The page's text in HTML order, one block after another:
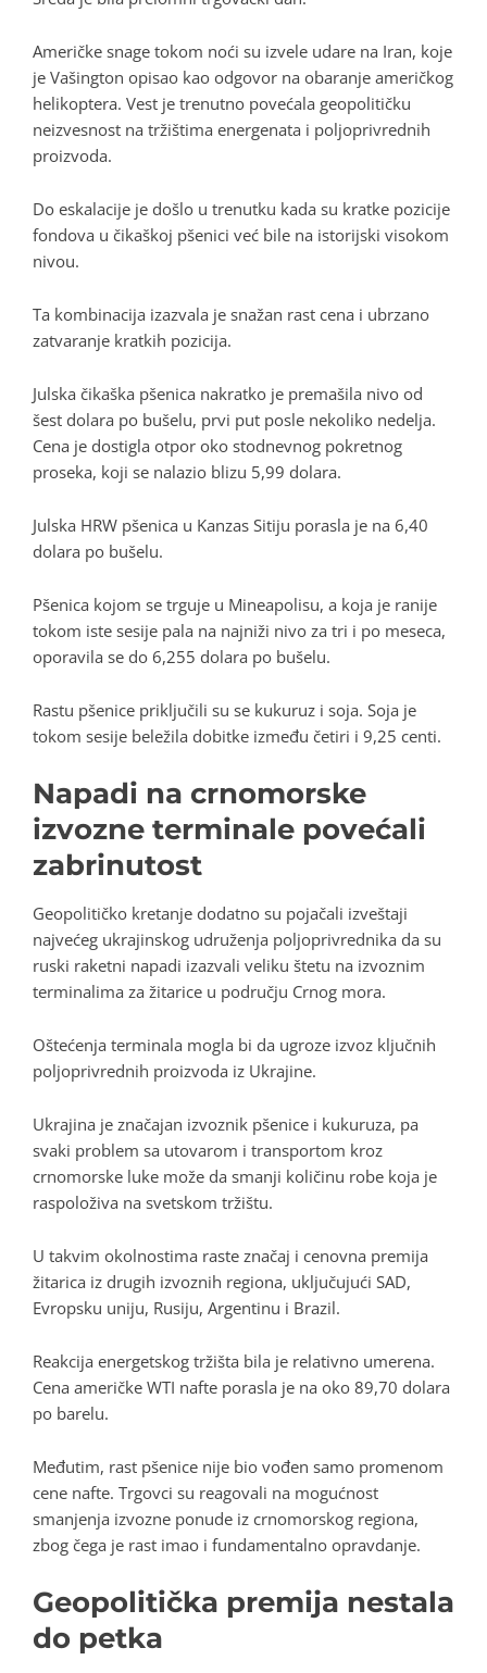
Američke snage tokom noći su izvele udare na Iran, koje
je Vašington opisao kao odgovor na obaranje američkog
helikoptera. Vest je trenutno povećala geopolitičku
neizvesnost na tržištima energenata i poljoprivrednih
proizvoda.
Do eskalacije je došlo u trenutku kada su kratke pozicije
fondova u čikaškoj pšenici već bile na istorijski visokom
nivou.
Ta kombinacija izazvala je snažan rast cena i ubrzano
zatvaranje kratkih pozicija.
Julska čikaška pšenica nakratko je premašila nivo od
šest dolara po bušelu, prvi put posle nekoliko nedelja.
Cena je dostigla otpor oko stodnevnog pokretnog
proseka, koji se nalazio blizu 5,99 dolara.
Julska HRW pšenica u Kanzas Sitiju porasla je na 6,40
dolara po bušelu.
Pšenica kojom se trguje u Mineapolisu, a koja je ranije
tokom iste sesije pala na najniži nivo za tri i po meseca,
oporavila se do 6,255 dolara po bušelu.
Rastu pšenice priključili su se kukuruz i soja. Soja je
tokom sesije beležila dobitke između četiri i 9,25 centi.
Napadi na crnomorske
izvozne terminale povećali
zabrinutost
Geopolitičko kretanje dodatno su pojačali izveštaji
najvećeg ukrajinskog udruženja poljoprivrednika da su
ruski raketni napadi izazvali veliku štetu na izvoznim
terminalima za žitarice u području Crnog mora.
Oštećenja terminala mogla bi da ugroze izvoz ključnih
poljoprivrednih proizvoda iz Ukrajine.
Ukrajina je značajan izvoznik pšenice i kukuruza, pa
svaki problem sa utovarom i transportom kroz
crnomorske luke može da smanji količinu robe koja je
raspoloživa na svetskom tržištu.
U takvim okolnostima raste značaj i cenovna premija
žitarica iz drugih izvoznih regiona, uključujući SAD,
Evropsku uniju, Rusiju, Argentinu i Brazil.
Reakcija energetskog tržišta bila je relativno umerena.
Cena američke WTI nafte porasla je na oko 89,70 dolara
po barelu.
Međutim, rast pšenice nije bio vođen samo promenom
cene nafte. Trgovci su reagovali na mogućnost
smanjenja izvozne ponude iz crnomorskog regiona,
zbog čega je rast imao i fundamentalno opravdanje.
Geopolitička premija nestala
do petka